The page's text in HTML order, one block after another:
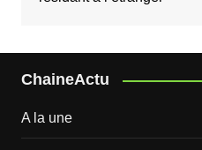
ChaineActu
A la une